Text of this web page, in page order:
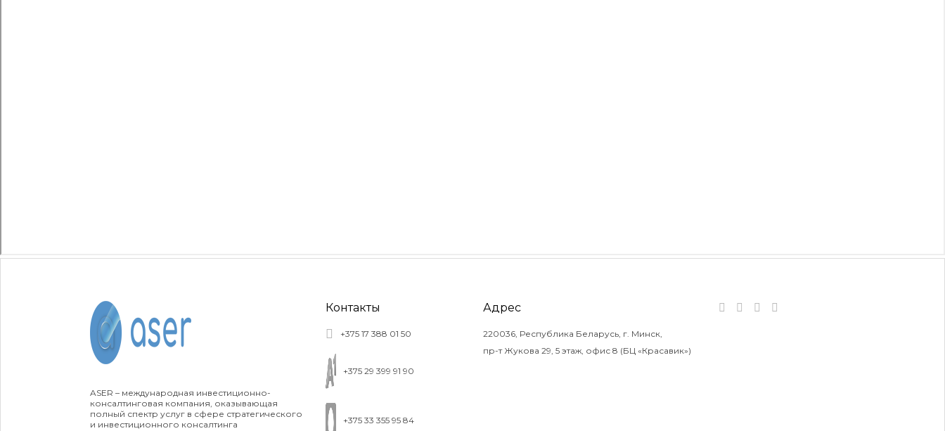
ASER – международная инвестиционно-
консалтинговая компания, оказывающая
полный спектр услуг в сфере стратегического
и инвестиционного консалтинга
Контакты
+375 17 388 01 50
+375 29 399 91 90
+375 33 355 95 84
Адрес
220036, Республика Беларусь, г. Минск,
пр-т Жукова 29, 5 этаж, офис 8 (БЦ «Красавик»)